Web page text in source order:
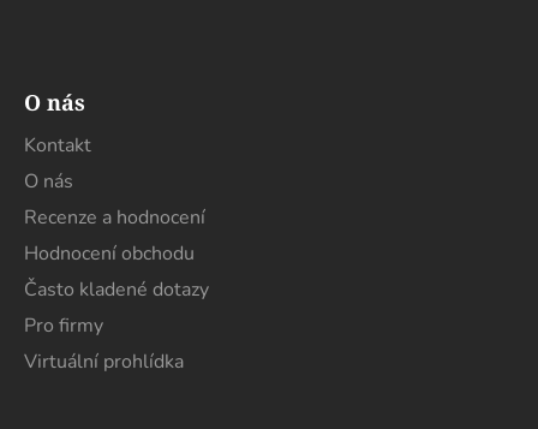
O nás
Kontakt
O nás
Recenze a hodnocení
Hodnocení obchodu
Často kladené dotazy
Pro firmy
Virtuální prohlídka